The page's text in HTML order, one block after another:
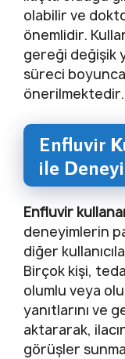
olabilir ve
önemlidir.
gereği değişik
süreci
önerilmektedir.
Enfluvir
ile
Enfluvir
deneyimlerin
diğer
Birçok kişi,
olumlu veya
yanıtlarını ve
aktararak,
görüşler